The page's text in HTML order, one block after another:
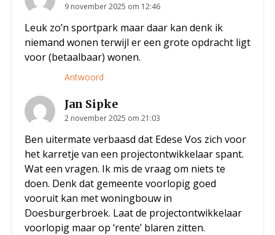
9 november 2025 om 12:46
Leuk zo’n sportpark maar daar kan denk ik
niemand wonen terwijl er een grote opdracht ligt
voor (betaalbaar) wonen.
Antwoord
Jan Sipke
2 november 2025 om 21:03
Ben uitermate verbaasd dat Edese Vos zich voor
het karretje van een projectontwikkelaar spant.
Wat een vragen. Ik mis de vraag om niets te
doen. Denk dat gemeente voorlopig goed
vooruit kan met woningbouw in
Doesburgerbroek. Laat de projectontwikkelaar
voorlopig maar op ‘rente’ blaren zitten.